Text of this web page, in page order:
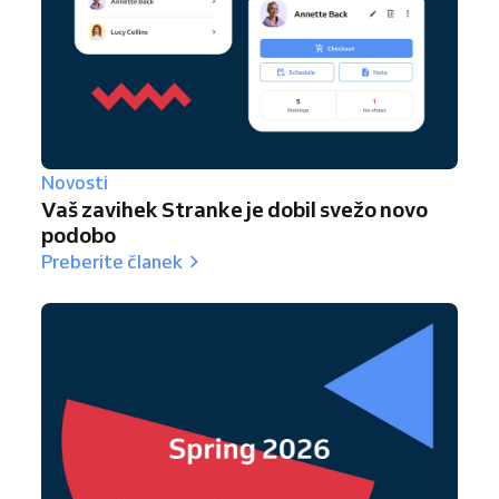
Novosti
Vaš zavihek Stranke je dobil svežo novo
podobo
Preberite članek